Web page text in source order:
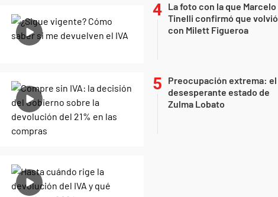
La foto con la que Marcelo
Tinelli confirmó que volvió
con Milett Figueroa
Preocupación extrema: el
desesperante estado de
Zulma Lobato